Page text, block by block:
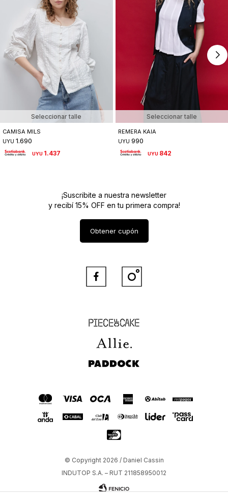
Seleccionar talle
CAMISA MILS
UYU 1.690
UYU 1.437
Seleccionar talle
REMERA KAIA
UYU 990
UYU 842
Piece of Cake
Allie
Paddock
¡Suscribite a nuestra newsletter
y recibí 15% OFF en tu primera compra!
Obtener cupón
 
© Copyright 2026 / Daniel Cassin
INDUTOP S.A. – RUT 211858950012